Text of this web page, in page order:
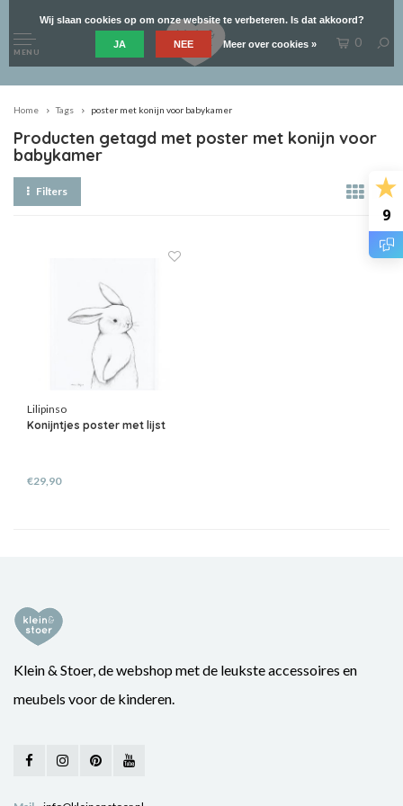
9
MENU
0
Home Tags poster met konijn voor babykamer
Producten getagd met poster met konijn voor
babykamer
Filters
Lilipinso
Konijntjes poster met lijst
€29,90
Klein & Stoer, de webshop met de leukste accessoires en
meubels voor de kinderen.
Wij slaan cookies op om onze website te verbeteren. Is dat akkoord?
JA NEE Meer over cookies »